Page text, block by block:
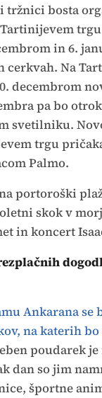
tržnici bosta
in 6.
cerkvah. Na
decembrom
pa bo
svetilniku.
trgu
Palmo.
portoroški
skok v
in koncert
Ankarana se
na katerih
poudarek
dan so jim
športne